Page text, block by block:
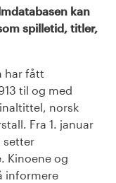
kan
spilletid, titler,
har fått
til og med
norsk
Fra 1. januar
setter
Kinoene og
informere